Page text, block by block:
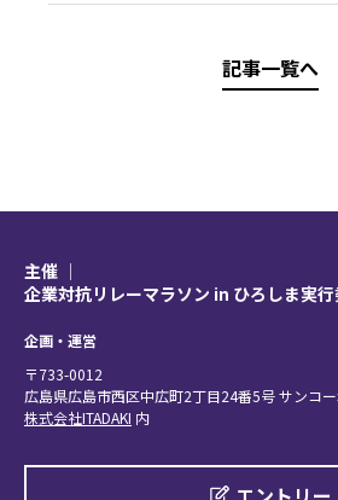
記事一覧へ
主催 │
企業対抗リレーマラソン in ひろしま実
企画・運営
〒733-0012
広島県広島市西区中広町2丁目24番5号 サンコ
株式会社ITADAKI 内